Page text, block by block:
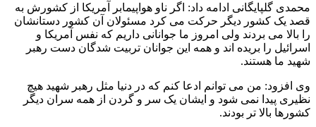
محمدی گلپایگانی ادامه داد: اگر ناو هواپیمابر آمریکا از کشورش به
قصد یک کشور دیگر حرکت می کرد مسئولان آن کشور دستانشان
را بالا می بردند ولی امروز ما جوانانی داریم که نفس آمریکا و
اسرائیل را بریده اند و همه این جوانان تربیت شدگان دست رهبر
شهید ما هستند.
وی افزود: من می توانم ادعا کنم که در دنیا مثل رهبر شهید هیچ
نظیری پیدا نمی شود و ایشان یک سر و گردن از همه سران دیگر
کشورها بالا تر بودند.